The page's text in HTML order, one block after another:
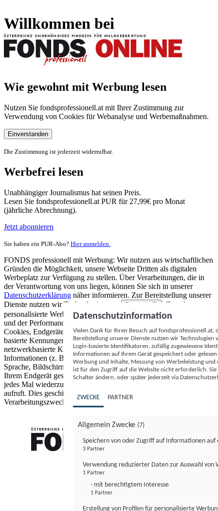
Willkommen bei
Wie gewohnt mit Werbung lesen
Nutzen Sie fondsprofessionell.at mit Ihrer Zustimmung zur
Verwendung von Cookies für Webanalyse und Werbemaßnahmen.
Einverstanden
Die Zustimmung ist jederzeit widerrufbar.
Werbefrei lesen
Unabhängiger Journalismus hat seinen Preis.
Lesen Sie fondsprofessionell.at PUR für 27,99€ pro Monat
(jährliche Abrechnung).
Jetzt abonnieren
Sie haben ein PUR-Abo? Hier anmelden.
FONDS professionell mit Werbung: Wir nutzen aus wirtschaftlichen
Gründen die Möglichkeit, unsere Webseite Dritten als digitalen
Werbeplatz zur Verfügung zu stellen. Über Verarbeitungen, die in
der Verantwortung von uns liegen, können Sie sich in unserer
Datenschutzerklärung näher informieren. Zur Bereitstellung unserer
Dienste nutzen wir Technologien von
Partnern (5)
. Zwecke:
personalisierte Werbung und Inhalte, Messung von Werbeleistung
und der Performance von Inhalten sowie Zielgruppenforschung.
Cookies, Endgeräte- oder ähnliche Online-Kennungen (z. B. login-
basierte Kennungen, zufällig generierte Kennungen,
netzwerkbasierte Kennungen) können zusammen mit anderen
Informationen (z. B. Browsertyp und Browserinformationen,
Sprache, Bildschirmgröße, unterstützte Technologien usw.) auf
Ihrem Endgerät gespeichert oder von dort ausgelesen werden, um es
jedes Mal wiederzuerkennen, wenn es eine App oder einer Webseite
aufruft. Dies geschieht für einen oder mehrere der hier aufgeführten
Verarbeitungszwecke.
Datenschutzinformation
Vielen Dank für Ihren Besuch auf
Bereitstellung unserer Dienste nutzen wir Technologien
Login-basierte Identifikatoren, zufällig zugewiesene
Informationen auf Ihrem Gerät gespeichert oder
Werbung und Inhalte, Messung von Werbeleistung
ist für den Zugriff auf die Website nicht erforderlich.
Schalter ändern, oder später jederzeit via
ZWECKE PARTNER
Allgemein Zwecke (7)
Speichern von oder Zugriff auf Informationen auf
3 Partner
Verwendung reduzierter Daten zur Auswahl von
1 Partner
- mit berechtigtem Interesse
1 Partner
Erstellung von Profilen für personalisierte
FONDS professionell